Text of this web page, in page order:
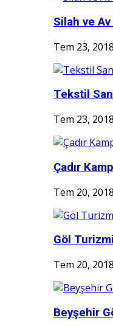
Silah ve
Tem 23, 2018
Tekstil
Tem 23, 2018
Çadır
Tem 20, 2018
Göl
Tem 20, 2018
Beyşehir